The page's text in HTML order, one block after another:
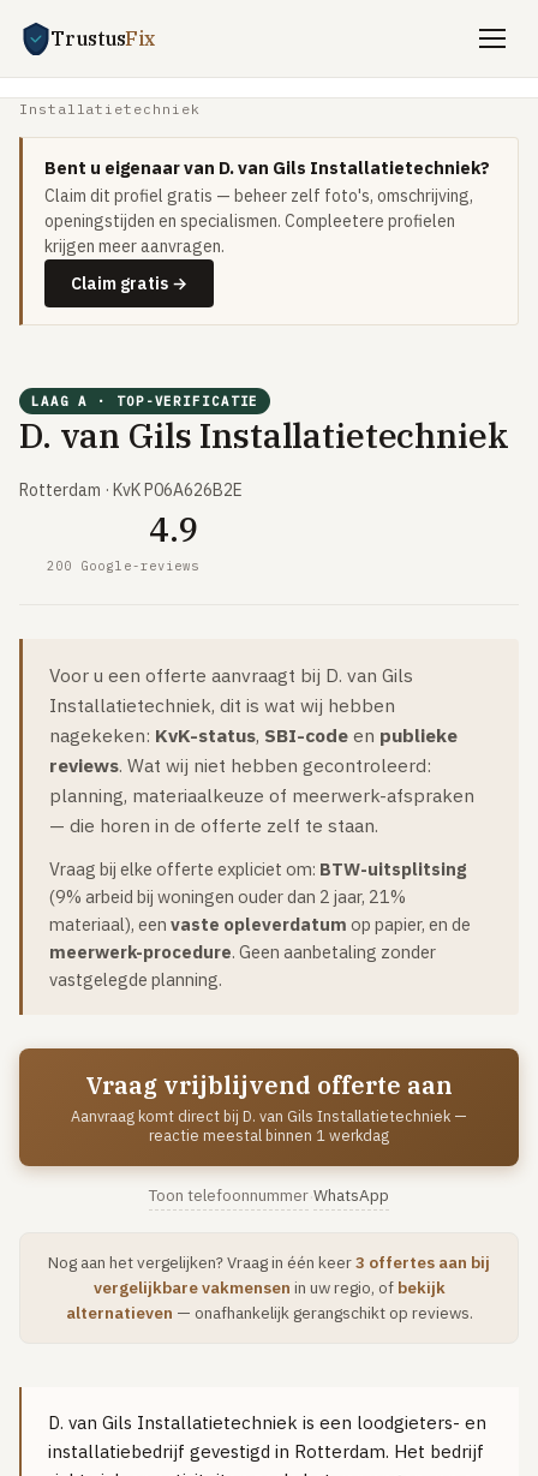
TrustusFix
Gratis offertes aanvragen
Vind een vakman
Klussen
CV-storing
Warmtepomp-storing
Lekkage
VERBOUW
Keuken vervangen
Dakkapel plaatsen
TUIN
Tuin aanleg of renovatie
VERWARMING & KLIMAAT
Warmtepomp plaatsen
Vloerverwarming aanleggen
Airco installeren
Thermostaat installeren
Zonnepanelen installeren
Spouwmuur isoleren
Elektra uitbreiden
Installatietechniek
Bent u eigenaar van D. van Gils Installatietechniek?
Claim dit profiel gratis — beheer zelf foto's, omschrijving,
openingstijden en specialismen. Compleetere profielen
krijgen meer aanvragen.
Claim gratis →
LAAG A · TOP-VERIFICATIE
D. van Gils Installatietechniek
Rotterdam · KvK P06A626B2E
4.9
200 Google-reviews
Voor u een offerte aanvraagt bij D. van Gils
Installatietechniek, dit is wat wij hebben
nagekeken: KvK-status, SBI-code en publieke
reviews. Wat wij niet hebben gecontroleerd:
planning, materiaalkeuze of meerwerk-afspraken
— die horen in de offerte zelf te staan.
Vraag bij elke offerte expliciet om: BTW-uitsplitsing
(9% arbeid bij woningen ouder dan 2 jaar, 21%
materiaal), een vaste opleverdatum op papier, en de
meerwerk-procedure. Geen aanbetaling zonder
vastgelegde planning.
Vraag vrijblijvend offerte aan
Aanvraag komt direct bij D. van Gils Installatietechniek —
reactie meestal binnen 1 werkdag
Toon telefoonnummer·WhatsApp
Nog aan het vergelijken? Vraag in één keer3 offertes aan bij
vergelijkbare vakmensen in uw regio, of bekijk
alternatieven — onafhankelijk gerangschikt op reviews.
D. van Gils Installatietechniek is een loodgieters- en
installatiebedrijf gevestigd in Rotterdam. Het bedrijf